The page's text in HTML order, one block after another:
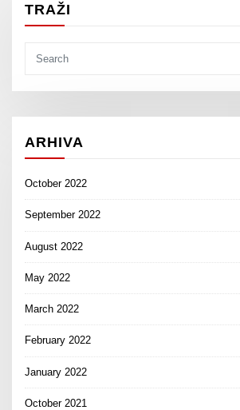
TRAŽI
ARHIVA
October 2022
September 2022
August 2022
May 2022
March 2022
February 2022
January 2022
October 2021